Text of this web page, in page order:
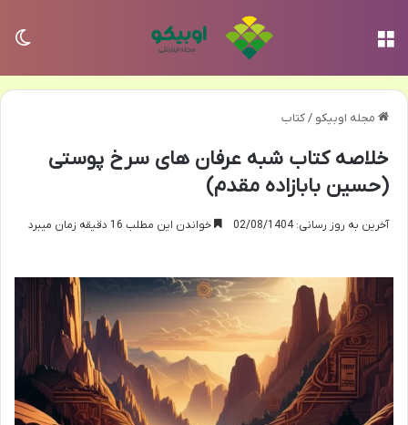
مجله اوبیکو /کتاب
خلاصه کتاب شبه عرفان های سرخ پوستی
(حسین بابازاده مقدم)
آخرین به روز رسانی: 02/08/1404 خواندن این مطلب 16 دقیقه زمان میبرد